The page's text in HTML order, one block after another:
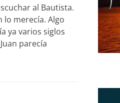
al Bautista.
lo merecía. Algo
ya varios siglos
parecía